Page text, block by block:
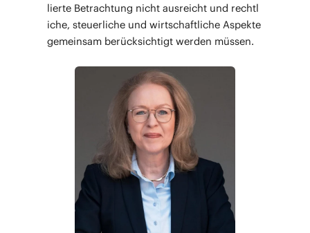
lier­te Betrach­tung nicht aus­reicht und recht­l
i­che, steu­er­li­che und wirt­schaft­li­che Aspek­te
gemein­sam berück­sich­tigt wer­den müssen.